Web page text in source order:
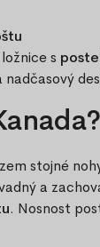
s
nadčasový
stojné
a
. Nosnost